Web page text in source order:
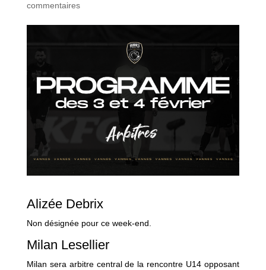
commentaires
Alizée Debrix
Non désignée pour ce week-end.
Milan Lesellier
Milan sera arbitre central de la rencontre U14 opposant